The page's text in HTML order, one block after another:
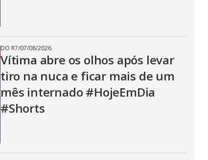
DO R7/07/08/2026
Vítima abre os olhos após levar
tiro na nuca e ficar mais de um
mês internado #HojeEmDia
#Shorts